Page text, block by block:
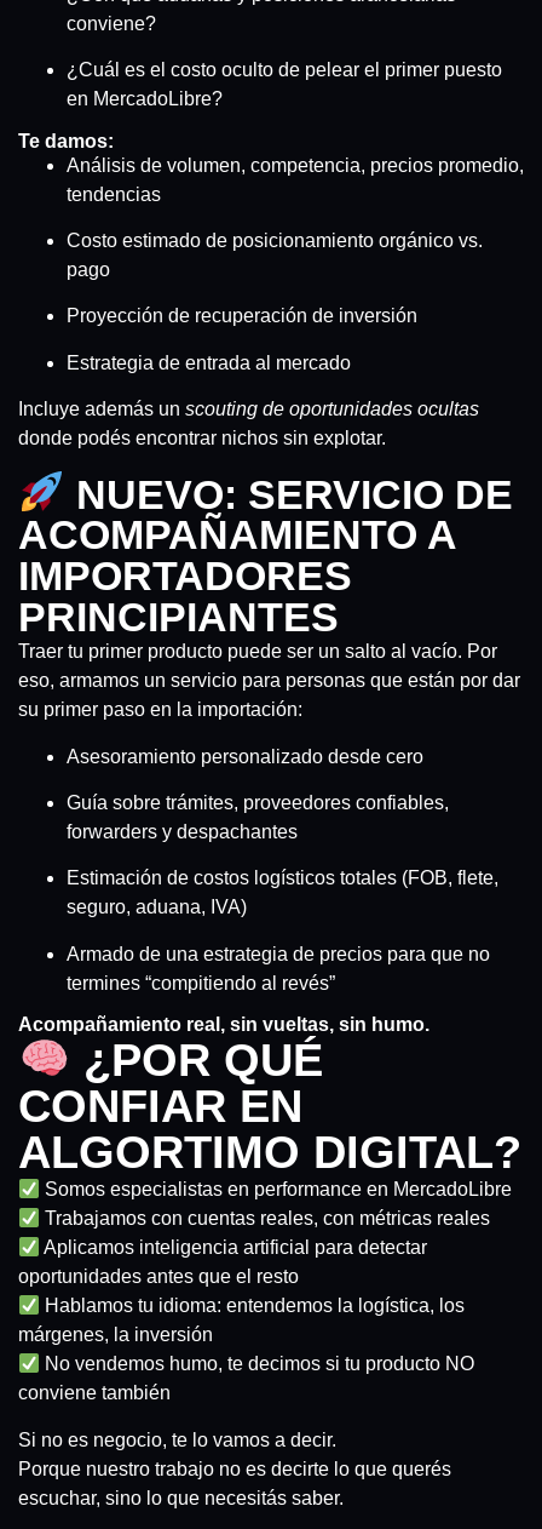
conviene?
¿Cuál es el costo oculto de pelear el primer puesto
en MercadoLibre?
Te damos:
Análisis de volumen, competencia, precios promedio,
tendencias
Costo estimado de posicionamiento orgánico vs.
pago
Proyección de recuperación de inversión
Estrategia de entrada al mercado
Incluye además un scouting de oportunidades ocultas
donde podés encontrar nichos sin explotar.
NUEVO: SERVICIO DE
ACOMPAÑAMIENTO A
IMPORTADORES
PRINCIPIANTES
Traer tu primer producto puede ser un salto al vacío. Por
eso, armamos un servicio para personas que están por dar
su primer paso en la importación:
Asesoramiento personalizado desde cero
Guía sobre trámites, proveedores confiables,
forwarders y despachantes
Estimación de costos logísticos totales (FOB, flete,
seguro, aduana, IVA)
Armado de una estrategia de precios para que no
termines “compitiendo al revés”
Acompañamiento real, sin vueltas, sin humo.
¿POR QUÉ
CONFIAR EN
ALGORTIMO DIGITAL?
Somos especialistas en performance en MercadoLibre
Trabajamos con cuentas reales, con métricas reales
Aplicamos inteligencia artificial para detectar
oportunidades antes que el resto
Hablamos tu idioma: entendemos la logística, los
márgenes, la inversión
No vendemos humo, te decimos si tu producto NO
conviene también
Si no es negocio, te lo vamos a decir.
Porque nuestro trabajo no es decirte lo que querés
escuchar, sino lo que necesitás saber.